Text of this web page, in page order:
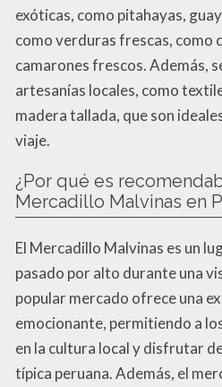
exóticas, como pitahayas,
como verduras frescas, como
camarones frescos. Además,
artesanías locales, como
madera tallada, que son
viaje.
¿Por qué es
Mercadillo Malvinas en
El Mercadillo Malvinas es un
pasado por alto durante una
popular mercado ofrece una
emocionante, permitiendo a
en la cultura local y disfrutar
típica peruana. Además, el